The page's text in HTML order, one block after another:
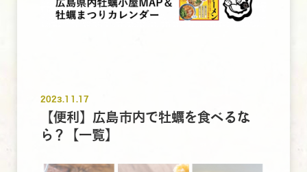
2023.11.17
【便利】広島市内で牡蠣を食べるな
ら？【一覧】